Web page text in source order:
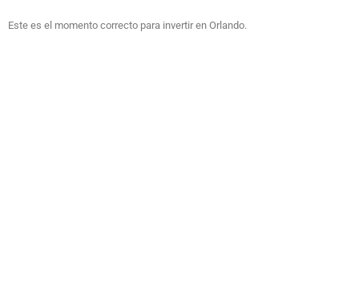
Este es el momento correcto para invertir en Orlando.